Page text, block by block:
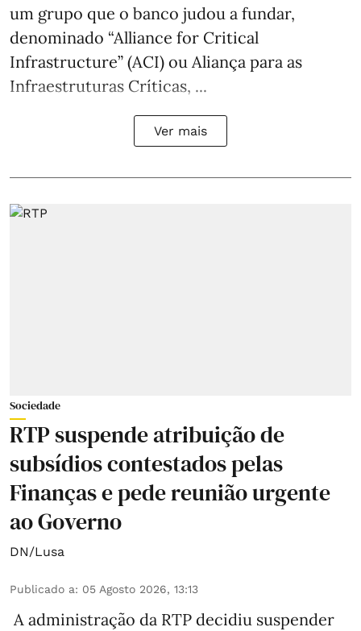
um grupo que o banco judou a fundar,
denominado “Alliance for Critical
Infrastructure” (ACI) ou Aliança para as
Infraestruturas Críticas, ...
Ver mais
Sociedade
RTP suspende atribuição de
subsídios contestados pelas
Finanças e pede reunião urgente
ao Governo
DN/Lusa
Publicado a: 05 Agosto 2026, 13:13
A administração da RTP decidiu suspender